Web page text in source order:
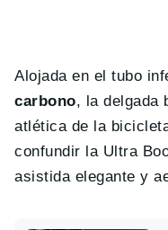
Alojada en el tubo
carbono, la delgada
atlética de la
confundir la Ultra
asistida elegante y